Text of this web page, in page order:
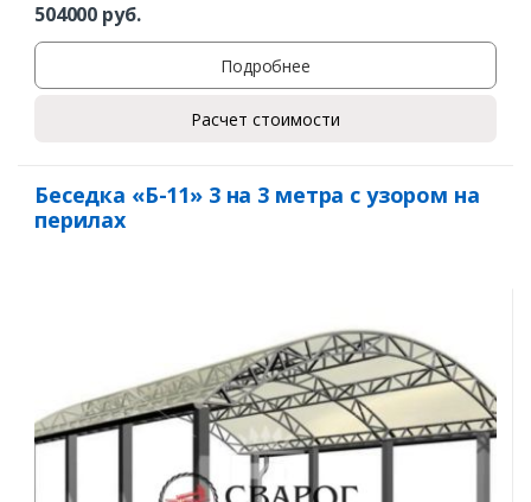
504000 руб.
Подробнее
Расчет стоимости
Беседка «Б-11» 3 на 3 метра с узором на
перилах